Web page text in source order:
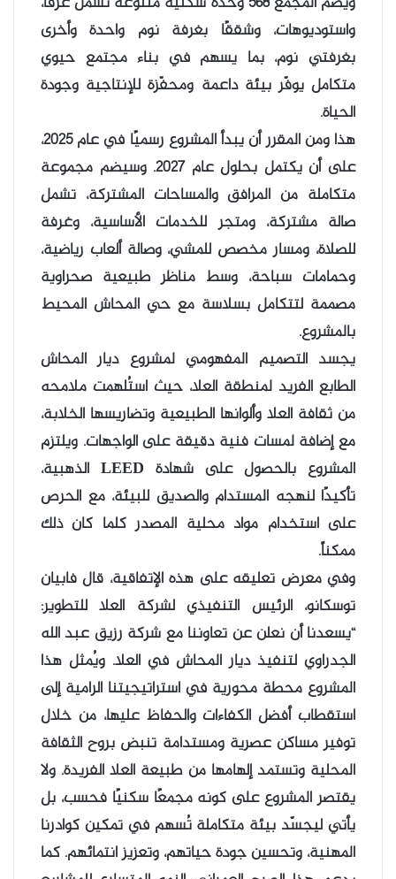
واستوديوهات، وشققًا بغرفة نوم واحدة وأخرى
بغرفتي نوم، بما يسهم في بناء مجتمع حيوي
متكامل يوفّر بيئة داعمة ومحفّزة للإنتاجية وجودة
الحياة.
هذا ومن المقرر أن يبدأ المشروع رسميًا في عام 2025،
على أن يكتمل بحلول عام 2027. وسيضم مجموعة
متكاملة من المرافق والمساحات المشتركة، تشمل
صالة مشتركة، ومتجر للخدمات الأساسية، وغرفة
للصلاة، ومسار مخصص للمشي، وصالة ألعاب رياضية،
وحمامات سباحة، وسط مناظر طبيعية صحراوية
مصممة لتتكامل بسلاسة مع حي المحاش المحيط
بالمشروع.
يجسد التصميم المفهومي لمشروع ديار المحاش
الطابع الفريد لمنطقة العلا، حيث استُلهمت ملامحه
من ثقافة العلا وألوانها الطبيعية وتضاريسها الخلابة،
مع إضافة لمسات فنية دقيقة على الواجهات. ويلتزم
المشروع بالحصول على شهادة LEED الذهبية،
تأكيدًا لنهجه المستدام والصديق للبيئة، مع الحرص
على استخدام مواد محلية المصدر كلما كان ذلك
ممكناً.
وفي معرض تعليقه على هذه الإتفاقية، قال فابيان
توسكانو، الرئيس التنفيذي لشركة العلا للتطوير:
“يسعدنا أن نعلن عن تعاوننا مع شركة رزيق عبد الله
الجدراوي لتنفيذ ديار المحاش في العلا. ويُمثل هذا
المشروع محطة محورية في استراتيجيتنا الرامية إلى
استقطاب أفضل الكفاءات والحفاظ عليها، من خلال
توفير مساكن عصرية ومستدامة تنبض بروح الثقافة
المحلية وتستمد إلهامها من طبيعة العلا الفريدة. ولا
يقتصر المشروع على كونه مجمعًا سكنيًا فحسب، بل
يأتي ليجسّد بيئة متكاملة تُسهم في تمكين كوادرنا
المهنية، وتحسين جودة حياتهم، وتعزيز انتمائهم. كما